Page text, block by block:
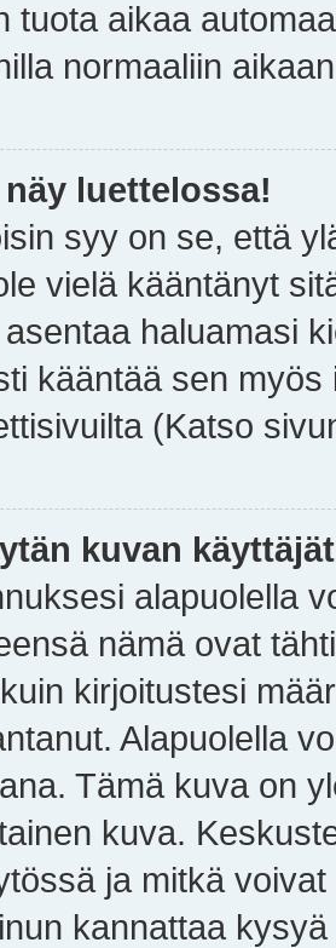
tuota aikaa
normaaliin
luettelossa!
syy on se, että
vielä kääntänyt
haluamasi
kääntää sen
(Katso
kuvan
alapuolella
nämä ovat
kirjoitustesi
Alapuolella
Tämä kuva on
kuva.
ja mitkä
kannattaa